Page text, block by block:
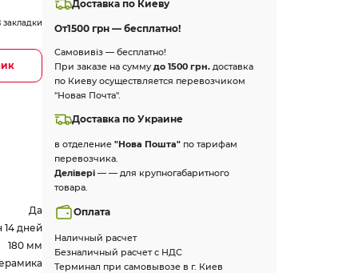
закладки
Да
14 дней
180 мм
Доставка по Киеву
От1500 грн — бесплатно!
Самовивіз — бесплатно!
При заказе на суммудо 1500 грн. доставка
по Киеву осуществляется перевозчиком
"Новая Почта".
Доставка по Украине
в отделение"Нова Пошта" по тарифам
перевозчика.
Делівері — — для крупногабаритного
товара.
Оплата
Наличный расчет
Безналичный расчет с НДС
Терминал при самовывозе в г. Киев